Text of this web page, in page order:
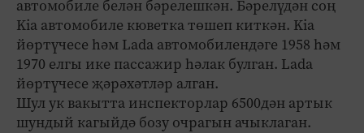
автомобиле белән бәрелешкән. Бәрелүдән соң
Kia автомобиле кюветка төшеп киткән. Kia
йөртүчесе һәм Lada автомобилендәге 1958 һәм
1970 елгы ике пассажир һәлак булган. Lada
йөртүчесе җәрәхәтләр алган.
Шул ук вакытта инспекторлар 6500дән артык
шундый кагыйдә бозу очрагын ачыклаган.